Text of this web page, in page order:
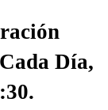
Día,